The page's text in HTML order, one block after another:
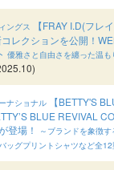
ングス
【FRAY I.D(フレ
レクションを公開！
優雅さと自由さを纏った温
ナショナル 【BETTY'S
BLUE REVIVAL
登場！
～ブランドを象徴す
ッグプリントシャツなど全12